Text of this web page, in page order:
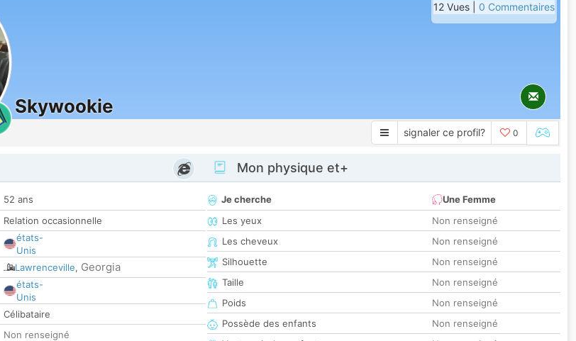
Skywookie
12 Vues | 0 Commentaires
signaler ce profil? 0
52 ans
Relation occasionnelle
états-
Unis
Lawrenceville, Georgia
états-
Unis
Célibataire
Non renseigné
Mon physique et+
Je cherche
Une Femme
Les yeux
Non renseigné
Les cheveux
Non renseigné
Silhouette
Non renseigné
Taille
Non renseigné
Poids
Non renseigné
Possède des enfants
Non renseigné